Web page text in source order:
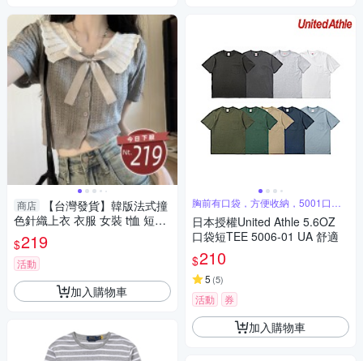
商店
【台灣發貨】韓版法式撞
色針織上衣 衣服 女裝 t恤 短袖t
恤 上衣【T694】
$219
活動
加入購物車
胸前有口袋，方便收納，5001口袋
款式
日本授權United Athle 5.6OZ
口袋短TEE 5006-01 UA 舒適
$210
5 (5)
活動 券
加入購物車